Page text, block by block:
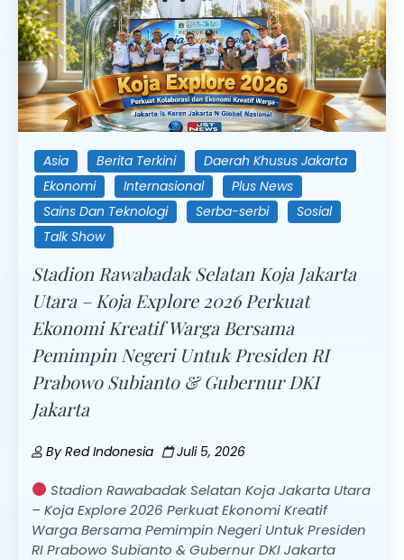
Asia Berita Terkini
Daerah Khusus Jakarta
Ekonomi
Internasional
Plus News
Sains Dan Teknologi
Serba-serbi
Sosial
Talk Show
Stadion Rawabadak Selatan Koja Jakarta
Utara – Koja Explore 2026 Perkuat
Ekonomi Kreatif Warga Bersama
Pemimpin Negeri Untuk Presiden RI
Prabowo Subianto & Gubernur DKI
Jakarta
ByRed Indonesia Juli 5, 2026
Stadion Rawabadak Selatan Koja Jakarta Utara
– Koja Explore 2026 Perkuat Ekonomi Kreatif
Warga Bersama Pemimpin Negeri Untuk Presiden
RI Prabowo Subianto & Gubernur DKI Jakarta